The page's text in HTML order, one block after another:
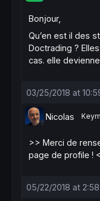
Bonjour,
Qu’en est il des
Doctrading ?
cas. elle
03/25/2018 at
Nicolas
>> Merci de
page de profile !
05/22/2018 at 2:58